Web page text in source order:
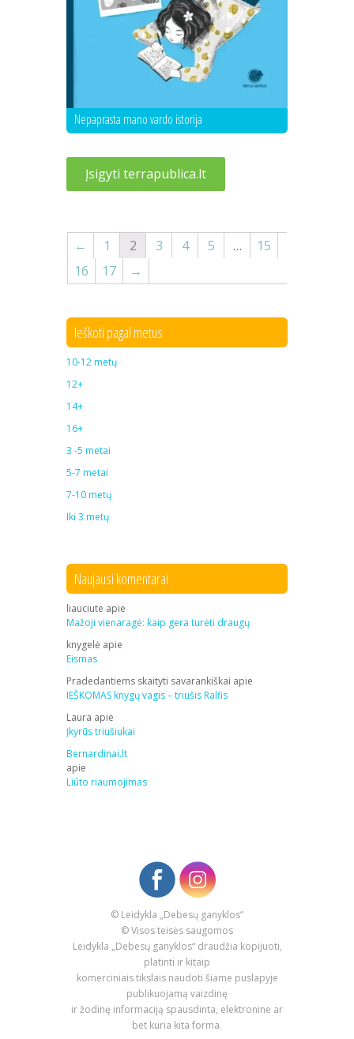
Nepaprasta mano vardo istorija
Įsigyti terrapublica.lt
← 1 2 3 4 5 …
15
16
17 →
Ieškoti pagal metus
10-12 metų
12+
14+
16+
3 -5 metai
5-7 metai
7-10 metų
Iki 3 metų
Naujausi komentarai
liauciute apie
Mažoji vienaragė: kaip gera turėti draugų
knygelė apie
Eismas
Pradedantiems skaityti savarankiškai apie
IEŠKOMAS knygų vagis – triušis Ralfis
Laura apie
Įkyrūs triušiukai
Bernardinai.lt
apie
Liūto riaumojimas
© Leidykla „Debesų ganyklos“
© Visos teisės saugomos
Leidykla „Debesų ganyklos“ draudžia kopijuoti,
platinti ir kitaip
komerciniais tikslais naudoti šiame puslapyje
publikuojamą vaizdinę
ir žodinę informaciją spausdinta, elektronine ar
bet kuria kita forma.